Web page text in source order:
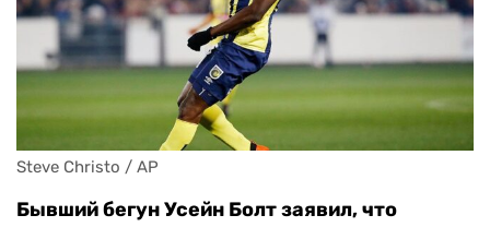
Steve Christo / АР
Бывший бегун Усейн Болт заявил, что